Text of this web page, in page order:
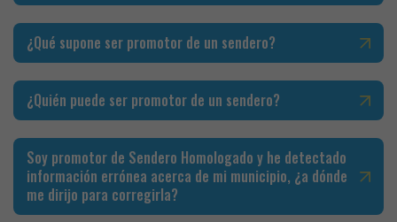
¿Qué supone ser promotor de un sendero?
¿Quién puede ser promotor de un sendero?
Soy promotor de Sendero Homologado y he detectado
información errónea acerca de mi municipio, ¿a dónde
me dirijo para corregirla?